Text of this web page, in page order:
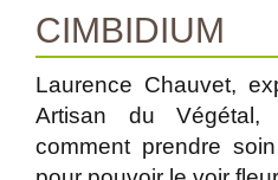
CIMBIDIUM
Laurence Chauvet,
Artisan du
comment prendre